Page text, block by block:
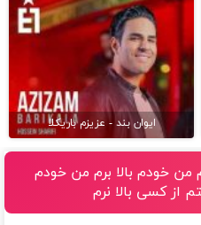
ایوان بند - عزیزم باریکلا
من خودم بالا برم من خودم
از کسی بالا نرم